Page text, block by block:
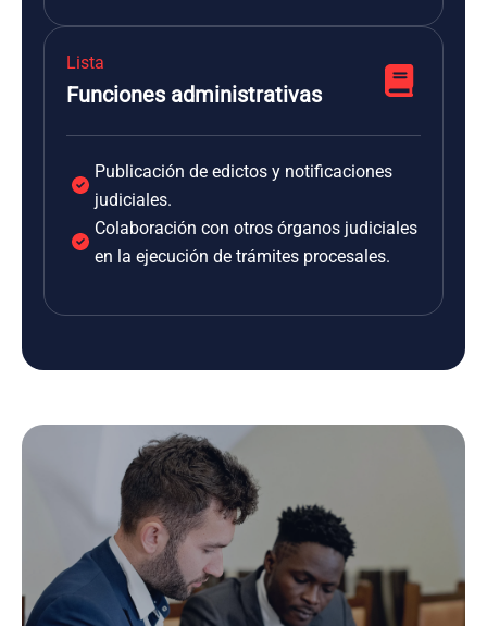
Lista
Funciones administrativas
Publicación de edictos y notificaciones
judiciales.
Colaboración con otros órganos judiciales
en la ejecución de trámites procesales.